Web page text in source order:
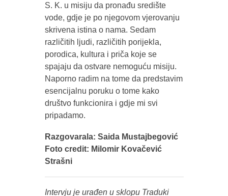
S. K. u misiju da pronađu središte
vode, gdje je po njegovom vjerovanju
skrivena istina o nama. Sedam
različitih ljudi, različitih porijekla,
porodica, kultura i priča koje se
spajaju da ostvare nemoguću misiju.
Naporno radim na tome da predstavim
esencijalnu poruku o tome kako
društvo funkcionira i gdje mi svi
pripadamo.
Razgovarala: Saida Mustajbegović
Foto credit: Milomir Kovačević
Strašni
Intervju je urađen u sklopu Traduki